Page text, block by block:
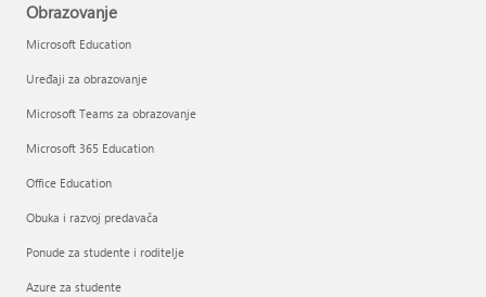
Obrazovanje
Microsoft Education
Uređaji za obrazovanje
Microsoft Teams za obrazovanje
Microsoft 365 Education
Office Education
Obuka i razvoj predavača
Ponude za studente i roditelje
Azure za studente